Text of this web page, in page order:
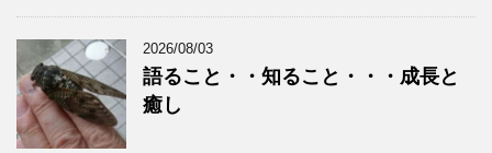
2026/08/03
語ること・・知ること・・・成長と
癒し